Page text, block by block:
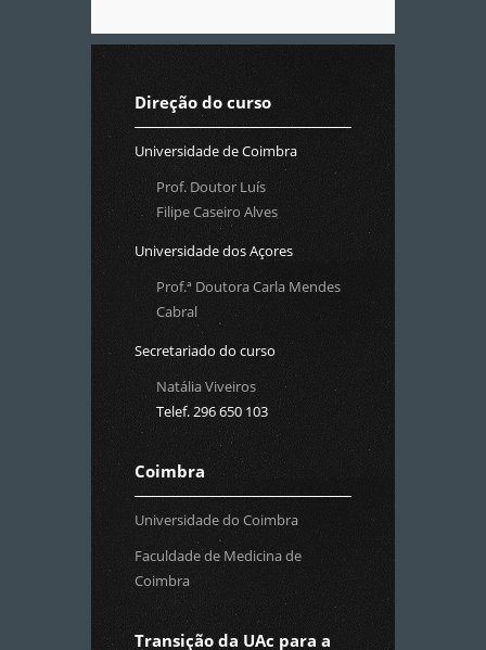
Direção do curso
Universidade de Coimbra
Prof. Doutor Luís
Filipe Caseiro Alves
Universidade dos Açores
Prof.ª Doutora Carla Mendes
Cabral
Secretariado do curso
Natália Viveiros
Telef. 296 650 103
Coimbra
Universidade do Coimbra
Faculdade de Medicina de
Coimbra
Transição da UAc para a